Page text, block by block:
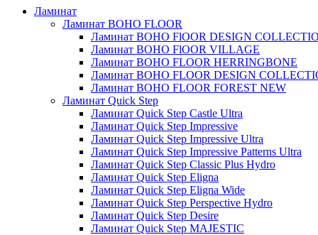
Ламинат
Ламинат BOHO FLOOR
Ламинат BOHO FlOOR DESIGN
Ламинат BOHO FlOOR VILLAGE
Ламинат BOHO FLOOR HERRINGBONE
Ламинат BOHO FLOOR DESIGN
Ламинат BOHO FLOOR FOREST NEW
Ламинат Quick Step
Ламинат Quick Step Castle Ultra
Ламинат Quick Step Impressive
Ламинат Quick Step Impressive Ultra
Ламинат Quick Step Impressive Patterns Ultra
Ламинат Quick Step Classic Plus Hydro
Ламинат Quick Step Eligna
Ламинат Quick Step Eligna Wide
Ламинат Quick Step Perspective Hydro
Ламинат Quick Step Desire
Ламинат Quick Step MAJESTIC